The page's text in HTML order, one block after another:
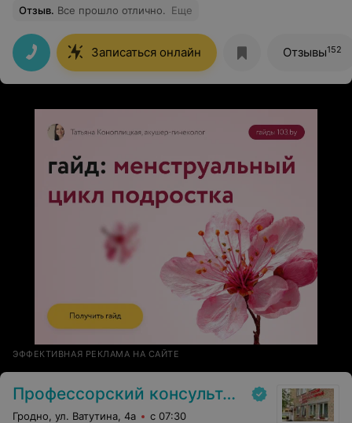
Отзыв. Все прошло отлично. Еще
Записаться онлайн Отзывы152
ЭФФЕКТИВНАЯ РЕКЛАМА НА САЙТЕ
Профессорский консультативный центр г. Гродно
Гродно, ул. Ватутина, 4а с 07:30